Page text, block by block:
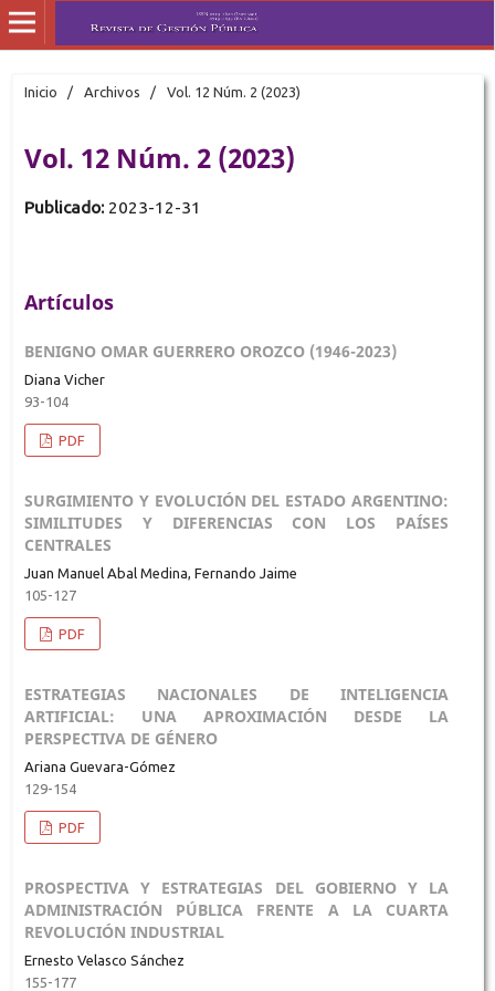
Inicio / Archivos / Vol. 12 Núm. 2 (2023)
Vol. 12 Núm. 2 (2023)
Publicado: 2023-12-31
Artículos
BENIGNO OMAR GUERRERO OROZCO (1946-2023)
Diana Vicher
93-104
PDF
SURGIMIENTO Y EVOLUCIÓN DEL ESTADO ARGENTINO:
SIMILITUDES Y DIFERENCIAS CON LOS PAÍSES
CENTRALES
Juan Manuel Abal Medina, Fernando Jaime
105-127
PDF
ESTRATEGIAS NACIONALES DE INTELIGENCIA
ARTIFICIAL: UNA APROXIMACIÓN DESDE LA
PERSPECTIVA DE GÉNERO
Ariana Guevara-Gómez
129-154
PDF
PROSPECTIVA Y ESTRATEGIAS DEL GOBIERNO Y LA
ADMINISTRACIÓN PÚBLICA FRENTE A LA CUARTA
REVOLUCIÓN INDUSTRIAL
Ernesto Velasco Sánchez
155-177